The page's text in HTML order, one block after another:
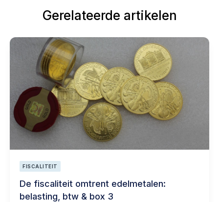
Gerelateerde artikelen
FISCALITEIT
De fiscaliteit omtrent edelmetalen:
belasting, btw & box 3